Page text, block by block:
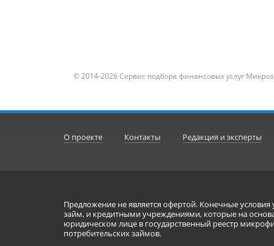
© 2014-2026 Сервис подбора финансовых услуг
О проекте Контакты Редакция и эксперты
Предложение не является офертой. Конечные
займ, и кредитными учреждениями, которые на
юридическом лице в государственный реестр
потребительских займов.